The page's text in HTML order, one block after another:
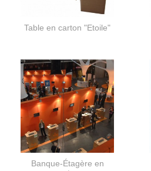
Table en carton "Etoile"
Banque-Étagère en